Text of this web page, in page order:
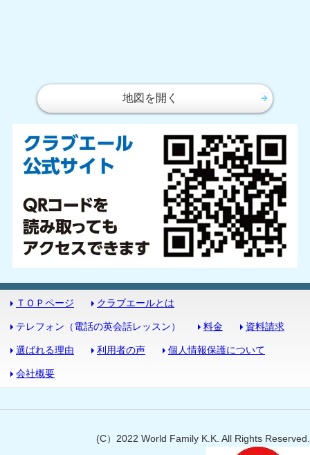
地図を開く
ＴＯＰページ クラブエールとは
テレフォン（電話の英会話レッスン） 料金 資料請求
選ばれる理由 利用者の声 個人情報保護について
会社概要
(C）2022 World Family K.K. All Rights Reserved.